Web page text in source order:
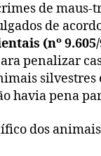
de maus-
de
(nº
penalizar
silvestres
havia pena
dos